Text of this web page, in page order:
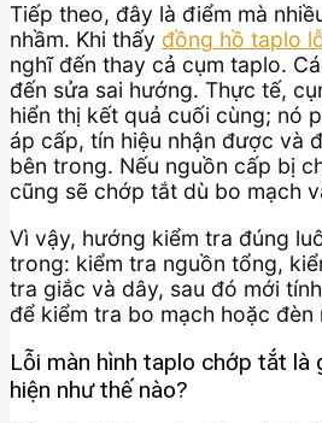
Tiếp theo, đây là điểm mà
nhầm. Khi thấy đồng hồ taplo
nghĩ đến thay cả cụm taplo.
đến sửa sai hướng. Thực tế,
hiển thị kết quả cuối cùng; nó
áp cấp, tín hiệu nhận được và
bên trong. Nếu nguồn cấp bị
cũng sẽ chớp tắt dù bo mạch
Vì vậy, hướng kiểm tra đúng
trong: kiểm tra nguồn tổng,
tra giắc và dây, sau đó mới
để kiểm tra bo mạch hoặc đèn
Lỗi màn hình taplo chớp tắt là
hiện như thế nào?